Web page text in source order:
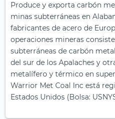
Produce y exporta carbón
minas subterráneas en
fabricantes de acero de
operaciones mineras
subterráneas de carbón
del sur de los Apalaches y
metalífero y térmico en
Warrior Met Coal Inc está
Estados Unidos (Bolsa: